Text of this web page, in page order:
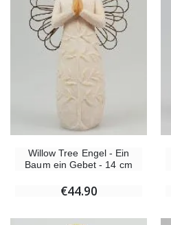
Willow Tree Engel - Ein
Baum ein Gebet - 14 cm
€44.90